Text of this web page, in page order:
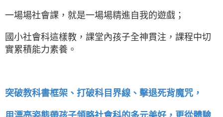
一場場社會課，就是一場場精進自我的遊戲；
國小社會科這樣教，課堂內孩子全神貫注，課程中切
實累積能力素養。
突破教科書框架、打破科目界線、擊退死背魔咒，